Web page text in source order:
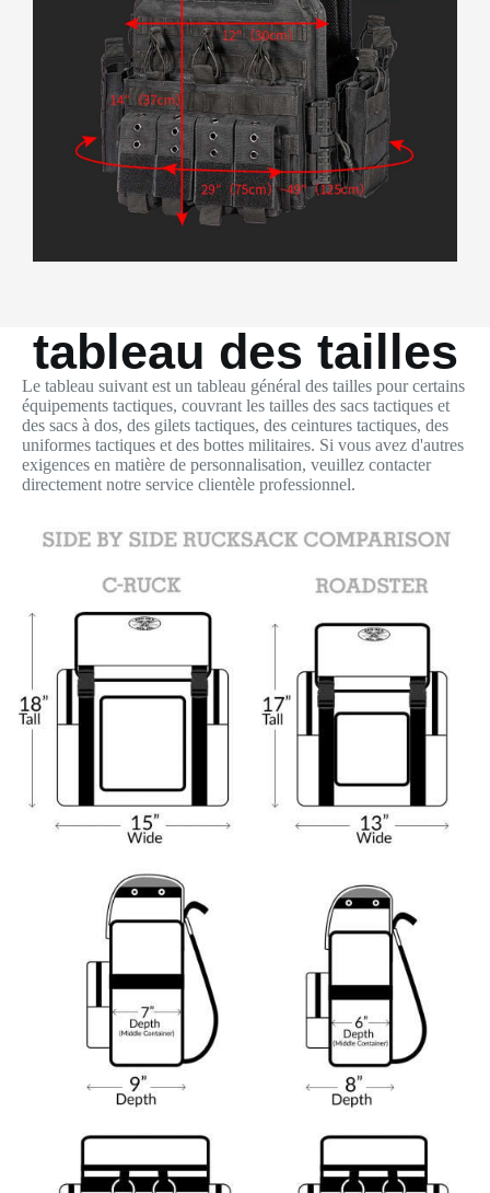
tableau des tailles
Le tableau suivant est un tableau général des tailles pour certains
équipements tactiques, couvrant les tailles des sacs tactiques et
des sacs à dos, des gilets tactiques, des ceintures tactiques, des
uniformes tactiques et des bottes militaires. Si vous avez d'autres
exigences en matière de personnalisation, veuillez contacter
directement notre service clientèle professionnel.